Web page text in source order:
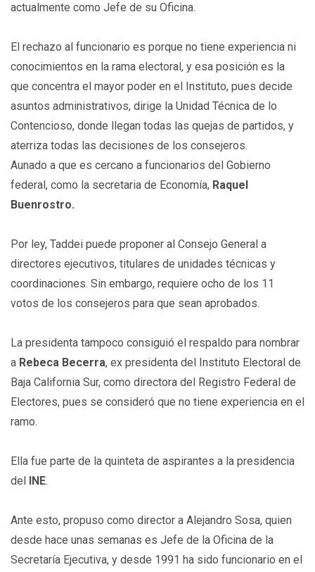
actualmente como Jefe de su Oficina.
El rechazo al funcionario es porque no tiene experiencia ni
conocimientos en la rama electoral, y esa posición es la
que concentra el mayor poder en el Instituto, pues decide
asuntos administrativos, dirige la Unidad Técnica de lo
Contencioso, donde llegan todas las quejas de partidos, y
aterriza todas las decisiones de los consejeros.
Aunado a que es cercano a funcionarios del Gobierno
federal, como la secretaria de Economía, Raquel
Buenrostro.
Por ley, Taddei puede proponer al Consejo General a
directores ejecutivos, titulares de unidades técnicas y
coordinaciones. Sin embargo, requiere ocho de los 11
votos de los consejeros para que sean aprobados.
La presidenta tampoco consiguió el respaldo para nombrar
a Rebeca Becerra, ex presidenta del Instituto Electoral de
Baja California Sur, como directora del Registro Federal de
Electores, pues se consideró que no tiene experiencia en el
ramo.
Ella fue parte de la quinteta de aspirantes a la presidencia
del INE.
Ante esto, propuso como director a Alejandro Sosa, quien
desde hace unas semanas es Jefe de la Oficina de la
Secretaría Ejecutiva, y desde 1991 ha sido funcionario en el